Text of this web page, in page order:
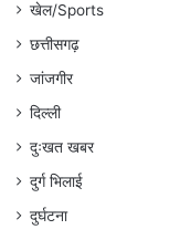
खेल/Sports
छत्तीसगढ़
जांजगीर
दिल्ली
दुःखत खबर
दुर्ग भिलाई
दुर्घटना